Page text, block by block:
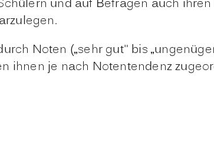
und auf Befragen auch
Noten („sehr gut" bis
je nach Notentendenz